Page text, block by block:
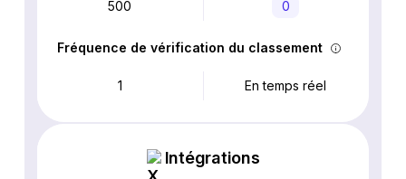
500 0
Fréquence de vérification du classement
1 En temps réel
Intégrations